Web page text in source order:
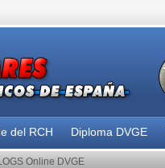
del RCH Diploma DVGE
Online DVGE